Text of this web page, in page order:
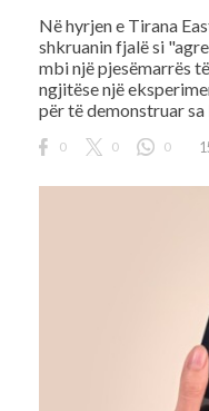
Në hyrjen e Tirana
shkruanin fjalë si
mbi një pjesëmarrës
ngjitëse një
për të demonstruar sa
0 0 0